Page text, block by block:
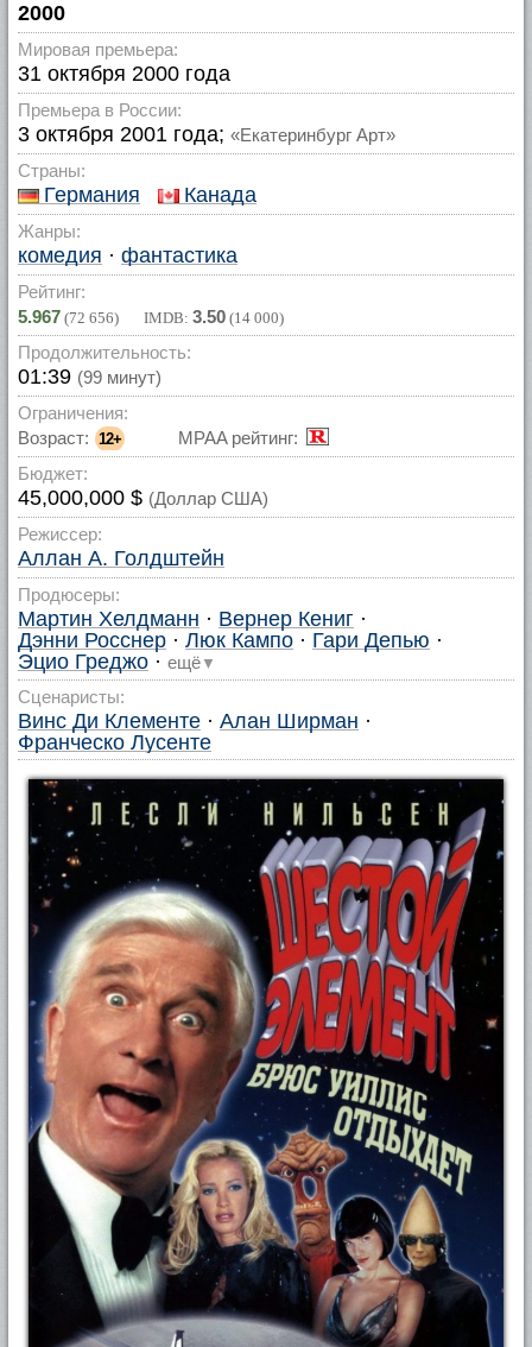
2000
Мировая премьера:
31 октября 2000 года
Премьера в России:
3 октября 2001 года; «Екатеринбург Арт»
Страны:
Германия Канада
Жанры:
комедия · фантастика
Рейтинг:
5.967 (72 656) IMDB: 3.50 (14 000)
Продолжительность:
01:39 (99 минут)
Ограничения:
Возраст: 12+
MPAA рейтинг:
Бюджет:
45,000,000 $ (Доллар США)
Режиссер:
Аллан А. Голдштейн
Продюсеры:
Мартин Хелдманн · Вернер Кениг ·
Дэнни Росснер · Люк Кампо · Гари Депью ·
Эцио Греджо · ещё ▼
Сценаристы:
Винс Ди Клементе · Алан Ширман ·
Франческо Лусенте